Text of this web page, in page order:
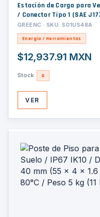
Estación de Carga para
/ Conector Tipo 1 (SAE
Pantalla LCD 4.3 in (10.9
Plug and Play / APP Móvil
UL94-V0
GREENC · SKU: S01US48A
Energía / Herramientas
$12,937.91 MXN
Stock: 0
VER